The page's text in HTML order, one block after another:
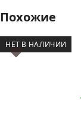
Похожие
НЕТ В НАЛИЧИИ